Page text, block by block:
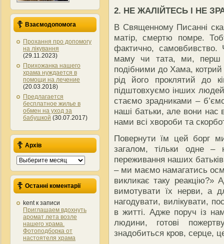
Взаємодопомога
Прохання про допомогу
на лікування
(29.11.2023)
Прихожанка нашего
храма нуждается в
помощи на лечение
(20.03.2018)
Предлагается
бесплатное жилье в
обмен на уход за
бабушкой (30.07.2017)
Архів
Архів
Останні коментарії
kentк записи
Приглашаем вдохнуть
аромат лета возле
нашего храма.
Фотоподборка от
настоятеля храма
2. НЕ ЖАЛІЙТЕСЬ І НЕ
В Священному Писанні
матір, смертю помре.
фактично,
маму чи тата, ми, перш
подібними до Хама, котрий
рід його проклятий до
підштовхуємо інших
стаємо зрадниками –
наші батьки, але вони нас
нами всі хвороби та
Повернути їм цей борг
загалом, тільки одне –
переживання наших
– ми маємо намагатись
викликає таку
вимотувати їх нерви, а
нагодувати, вилікувати,
в житті. Адже поруч із
людини, готові
знадобиться кров, серце,